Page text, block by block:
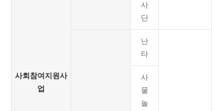
사회참여지원사
업
사
단
난
타
사
물
놀